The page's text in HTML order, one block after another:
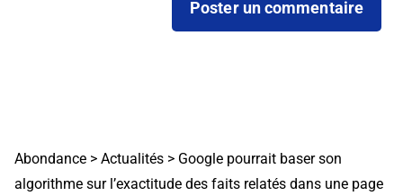
Abondance > Actualités > Google pourrait baser son
algorithme sur l’exactitude des faits relatés dans une page